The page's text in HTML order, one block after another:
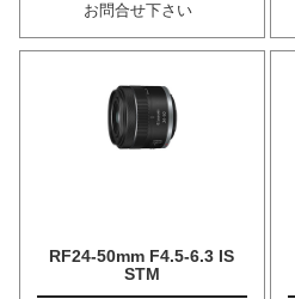
お問合せ下さい
RF24-50mm F4.5-6.3 IS
STM